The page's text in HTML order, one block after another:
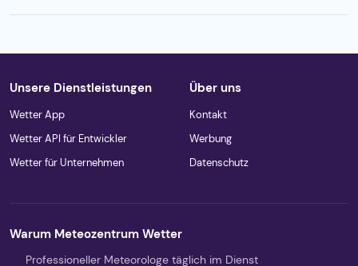
Unsere Dienstleistungen
Wetter App
Wetter API für Entwickler
Wetter für Unternehmen
Über uns
Kontakt
Werbung
Datenschutz
Warum Meteozentrum Wetter
Professioneller Meteorologe täglich im Dienst